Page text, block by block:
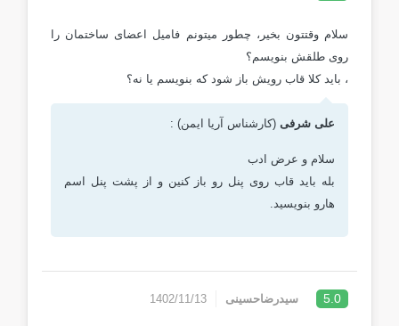
سلام وقتتون بخیر، چطور میتونم فامیل اعضای ساختمان را
روی طلقش بنویسم؟
، باید کلا قاب رویش باز شود که بنویسم یا نه؟
علی شرفی (کارشناس آریا ایمن) :
سلام و عرض ادب
بله باید قاب روی پنل رو باز کنین و از پشت پنل اسم
هارو بنویسید.
5.0 سیدرضاحسینی 1402/11/13